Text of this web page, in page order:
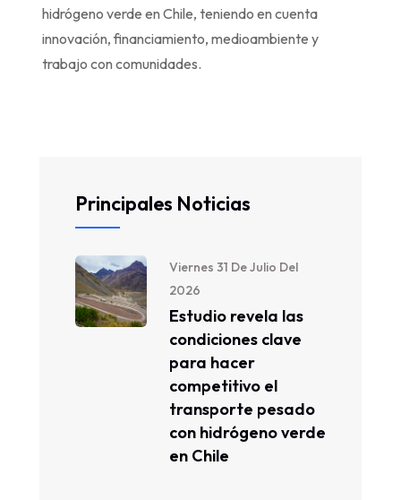
hidrógeno verde en Chile, teniendo en cuenta
innovación, financiamiento, medioambiente y
trabajo con comunidades.
Principales Noticias
Viernes 31 De Julio Del
2026
Estudio revela las
condiciones clave
para hacer
competitivo el
transporte pesado
con hidrógeno verde
en Chile